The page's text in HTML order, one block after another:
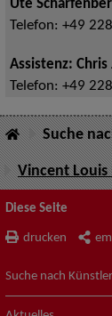
Ute
Telefon: +49
Assistenz:
Telefon: +49
Suche
Vincent Louis
Diese Seite
drucken
Suche nach